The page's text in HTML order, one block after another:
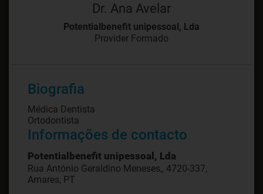
Dr. Ana Avelar
Potentialbenefit unipessoal, Lda
Provider Formado
Biografia
Médica Dentista
Ortodontista
Informações de contacto
Potentialbenefit unipessoal, Lda
Rua António Geraldino Meneses,, 4720-337,
Amares, PT